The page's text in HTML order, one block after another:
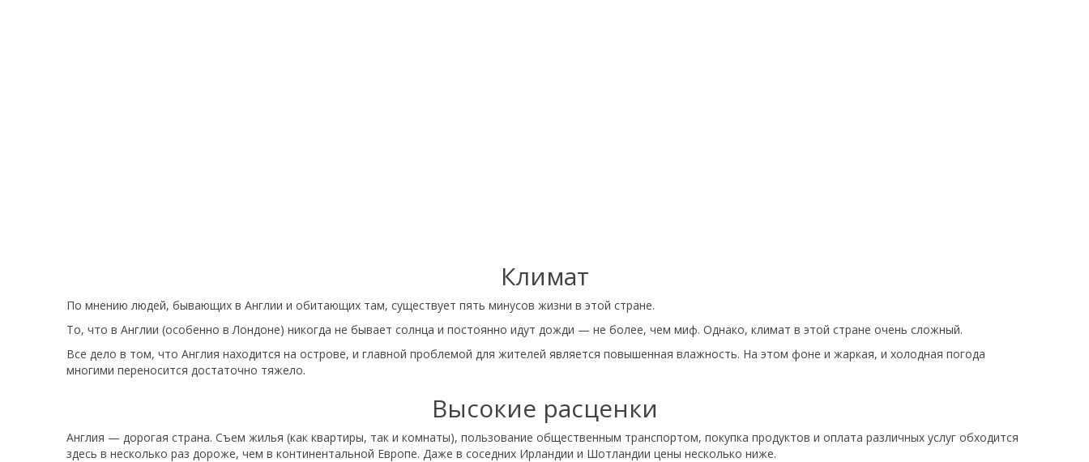
Климат
По мнению людей, бывающих в Англии и обитающих там, существует пять минусов жизни в этой стране.
То, что в Англии (особенно в Лондоне) никогда не бывает солнца и постоянно идут дожди — не более, чем миф. Однако, климат в этой стране очень сложный.
Все дело в том, что Англия находится на острове, и главной проблемой для жителей является повышенная влажность. На этом фоне и жаркая, и холодная погода
многими переносится достаточно тяжело.
Высокие расценки
Англия — дорогая страна. Съем жилья (как квартиры, так и комнаты), пользование общественным транспортом, покупка продуктов и оплата различных услуг обходится
здесь в несколько раз дороже, чем в континентальной Европе. Даже в соседних Ирландии и Шотландии цены несколько ниже.